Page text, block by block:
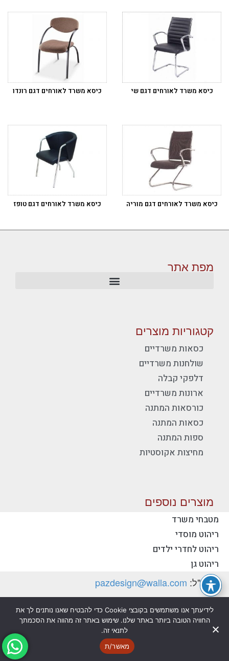
כיסא משרד לאורחים דגם שי כיסא משרד לאורחים דגם רונדו
כיסא משרד לאורחים דגם מוריה כיסא משרד לאורחים דגם טופז
מפת אתר
קטגוריות מוצרים
כסאות משרדיים
שולחנות משרדיים
דלפקי קבלה
ארונות משרדיים
כורסאות המתנה
כסאות המתנה
ספות המתנה
מחיצות אקוסטיות
מוצרים נוספים
מטבחי משרד
ריהוט מוסדי
ריהוט לחדרי ילדים
ריהוט גן
יצירת קשר - פז ריהוט משרדי
טלפון:
דוא"ל: pazdesign@walla.com
כתובת: יצחק רבין 35, קרית אונו 55510 (למשלוח
דואר בלבד)
@ כל הזכויות שמורות לפז ריהוט משרדי בע"מ
לידיעתך אנו משתמשים בקובצי Cookie כדי להבטיח שאנו נותנים לך את
החוויה הטובה ביותר באתר שלנו. שימוש באתר זה מהווה את הסכמתך
לתנאי זה.
מאשר/ת